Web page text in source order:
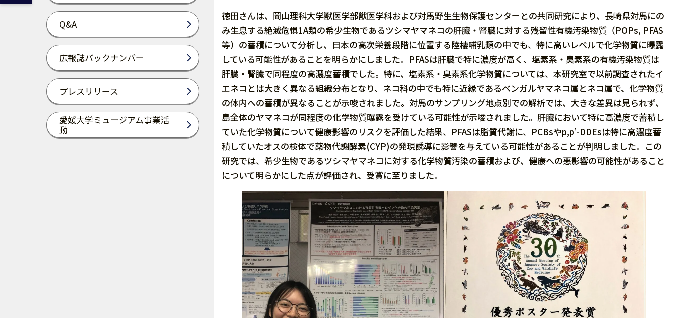
Q&A
広報誌バックナンバー
プレスリリース
愛媛大学ミュージアム事業活
動
徳田さんは、岡山理科大学獣医学部獣医学科および対馬野生生物保護センターとの共同研究により、長崎県対馬にの
み生息する絶滅危惧1A類の希少生物であるツシマヤマネコの肝臓・腎臓に対する残留性有機汚染物質（POPs, PFAS
等）の蓄積について分析し、日本の高次栄養段階に位置する陸棲哺乳類の中でも、特に高いレベルで化学物質に曝露
している可能性があることを明らかにしました。PFASは肝臓で特に濃度が高く、塩素系・臭素系の有機汚染物質は
肝臓・腎臓で同程度の高濃度蓄積でした。特に、塩素系・臭素系化学物質については、本研究室で以前調査されたイ
エネコとは大きく異なる組織分布となり、ネコ科の中でも特に近縁であるベンガルヤマネコ属とネコ属で、化学物質
の体内への蓄積が異なることが示唆されました。対馬のサンプリング地点別での解析では、大きな差異は見られず、
島全体のヤマネコが同程度の化学物質曝露を受けている可能性が示唆されました。肝臓において特に高濃度で蓄積し
ていた化学物質について健康影響のリスクを評価した結果、PFASは脂質代謝に、PCBsやp,p’-DDEsは特に高濃度蓄
積していたオスの検体で薬物代謝酵素(CYP)の発現誘導に影響を与えている可能性があることが判明しました。この
研究では、希少生物であるツシマヤマネコに対する化学物質汚染の蓄積および、健康への悪影響の可能性があること
について明らかにした点が評価され、受賞に至りました。